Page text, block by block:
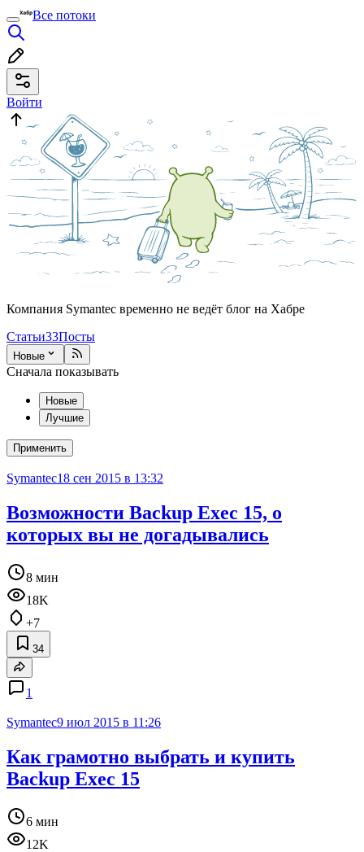
Все потоки
Войти
Компания Symantec временно не ведёт блог на Хабре
Статьи33Посты
Новые
Сначала показывать
Новые
Лучшие
Применить
Symantec18 сен 2015 в 13:32
Возможности Backup Exec 15, о
которых вы не догадывались
8 мин
18K
+7
34
1
Symantec9 июл 2015 в 11:26
Как грамотно выбрать и купить
Backup Exec 15
6 мин
12K